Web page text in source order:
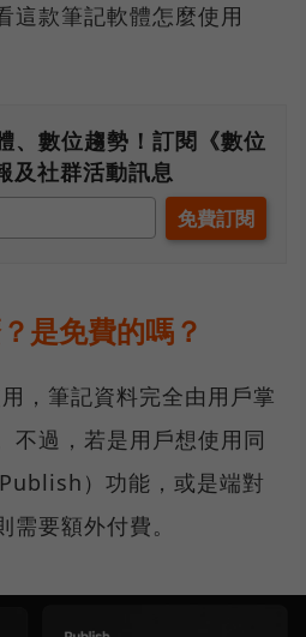
這款筆記軟體怎麼使用
、數位趨勢！訂閱《數位
及社群活動訊息
是免費的嗎？
，筆記資料完全由用戶掌
不過，若是用戶想使用同
）功能，或是端對
要額外付費。